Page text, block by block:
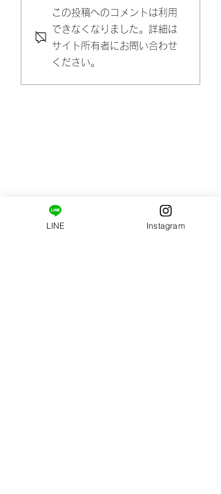
肩甲骨はがし・エラは
がし【クーポン】
この投稿へのコメントは利用
できなくなりました。詳細は
サイト所有者にお問い合わせ
ください。
LINE Instagram